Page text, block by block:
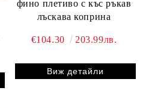
фино плетиво с къс ръкав
лъскава коприна
€104.30 203.99лв.
Виж детайли